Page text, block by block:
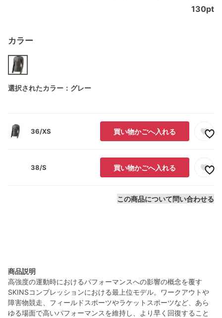
カラー
選択されたカラー：グレー
36/XS 買い物かごへ入れる
38/S 買い物かごへ入れる
この商品について問い合わせる
商品説明
高強度の運動時におけるパフォーマンスへの影響の概念を覆す
SKINSコンプレッションにおける最上位モデル。ワークアウトや
障害物競走、フィールドスポーツやラケットスポーツなど、あら
ゆる場面で高いパフォーマンスを維持し、より早く回復すること
130pt